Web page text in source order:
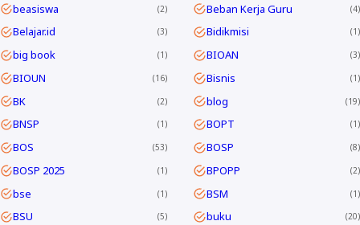
beasiswa 2 Beban Kerja Guru 4
Belajar.id 3 Bidikmisi 1
big book 1 BIOAN 3
BIOUN 16 Bisnis 1
BK 2 blog 19
BNSP 1 BOPT 1
BOS 53 BOSP 8
BOSP 2025 1 BPOPP 2
bse 1 BSM 1
BSU 5 buku 20